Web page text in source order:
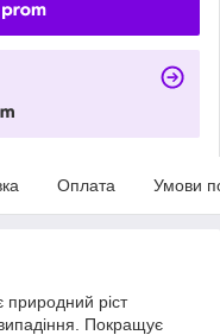
Оплата Умови
ріст
Покращує